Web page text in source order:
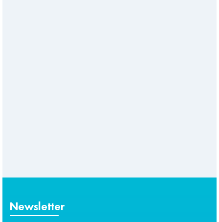
Newsletter